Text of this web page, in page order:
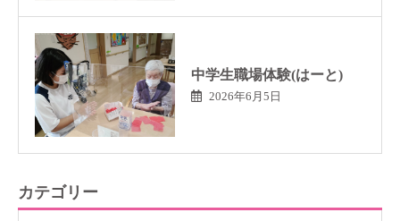
中学生職場体験(はーと)
2026年6月5日
カテゴリー